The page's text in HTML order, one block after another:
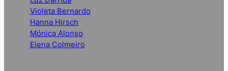
Violeta Bernardo
Hanna Hirsch
Mónica Alonso
Elena Colmeiro